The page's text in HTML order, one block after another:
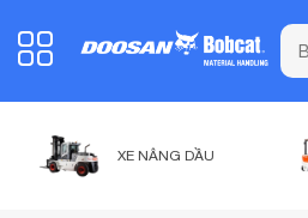
XE NÂNG DẦU